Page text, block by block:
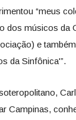
“meus
músicos da
e
da Sinfônica'”.
Campinas,